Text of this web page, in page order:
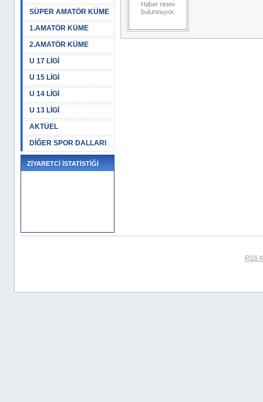
SÜPER AMATÖR KÜME
1.AMATÖR KÜME
2.AMATÖR KÜME
U 17 LİGİ
U 15 LİGİ
U 14 LİGİ
U 13 LİGİ
AKTÜEL
DİĞER SPOR DALLARI
ZİYARETCİ İSTATİSTİĞİ
RSS